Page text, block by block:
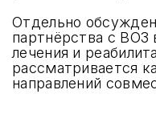
Отдельно
партнёрства с ВОЗ
лечения и
рассматривается
направлений